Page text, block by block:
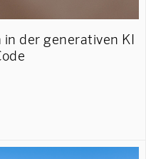
der generativen KI